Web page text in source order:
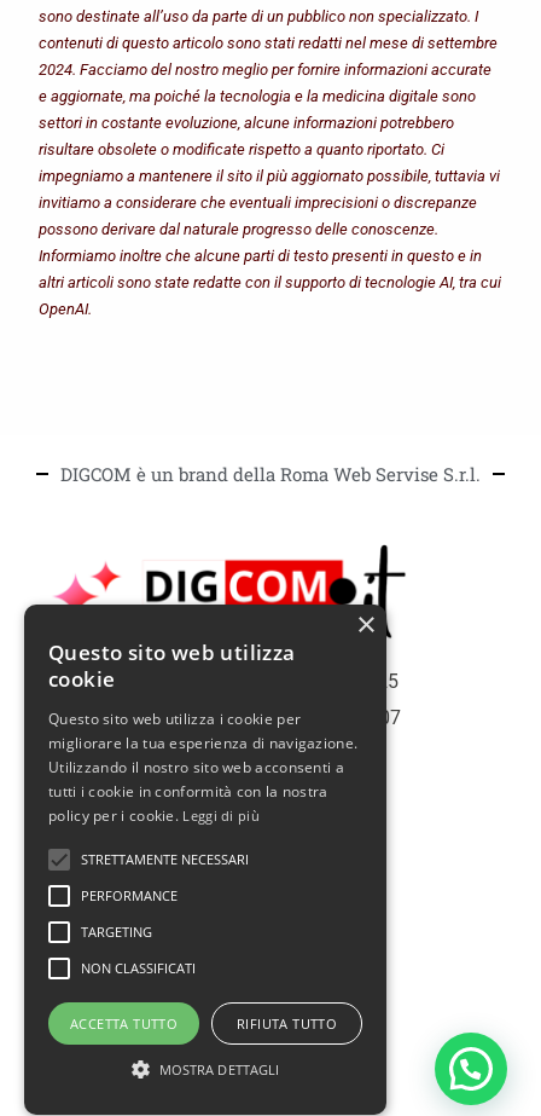
sono destinate all’uso da parte di un pubblico non specializzato. I
contenuti di questo articolo sono stati redatti nel mese di settembre
2024. Facciamo del nostro meglio per fornire informazioni accurate
e aggiornate, ma poiché la tecnologia e la medicina digitale sono
settori in costante evoluzione, alcune informazioni potrebbero
risultare obsolete o modificate rispetto a quanto riportato. Ci
impegniamo a mantenere il sito il più aggiornato possibile, tuttavia vi
invitiamo a considerare che eventuali imprecisioni o discrepanze
possono derivare dal naturale progresso delle conoscenze.
Informiamo inoltre che alcune parti di testo presenti in questo e in
altri articoli sono state redatte con il supporto di tecnologie AI, tra cui
OpenAI.
DIGCOM è un brand della Roma Web Servise S.r.l.
Copiright | Roma Web Service S.r.l. - 2025
Roma | Italy | Partita Iva N° 16075561007
Info@romawebservice.com
Telefono: 06 455 485 73
Cookie Policy
Termini e condizioni d'uso
Politica sui rimborsi
Prendi un appuntamento
T
Y
×
Questo sito web utilizza
cookie
Questo sito web utilizza i cookie per
migliorare la tua esperienza di navigazione.
Utilizzando il nostro sito web acconsenti a
tutti i cookie in conformità con la nostra
policy per i cookie. Leggi di più
STRETTAMENTE NECESSARI
PERFORMANCE
TARGETING
NON CLASSIFICATI
ACCETTA TUTTO RIFIUTA TUTTO
MOSTRA DETTAGLI